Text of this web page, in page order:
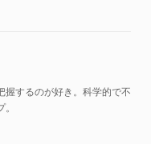
するのが好き。科学的で不